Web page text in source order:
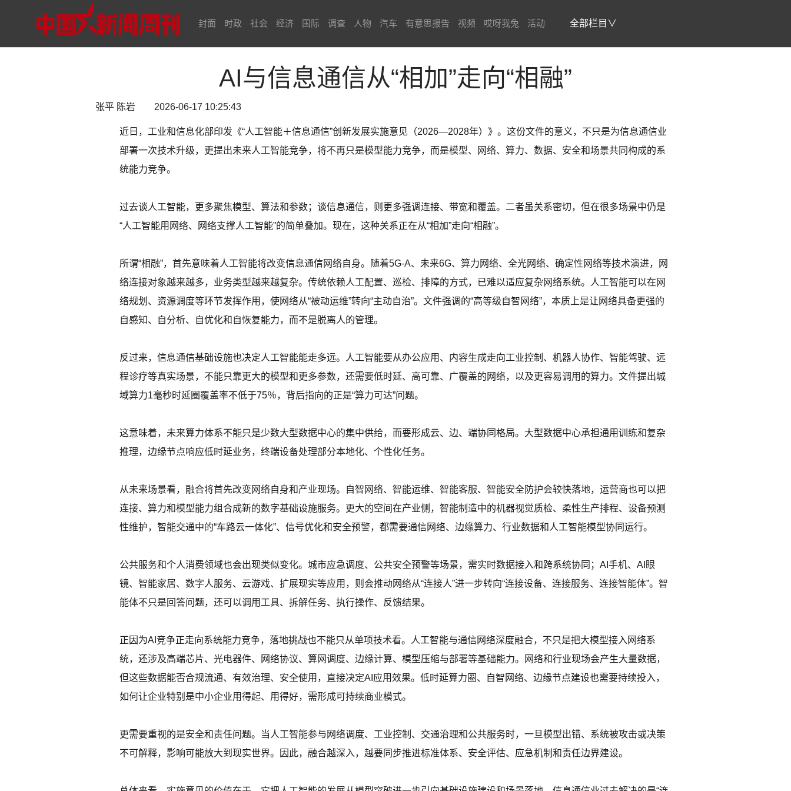
封面 时政 社会 经济 国际 调查 人物 汽车 有意思报告 视频 哎呀我兔 活动 全部栏目∨
AI与信息通信从“相加”走向“相融”
张平 陈岩 2026-06-17 10:25:43
近日，工业和信息化部印发《“人工智能＋信息通信”创新发展实施意见（2026—2028年）》。这份文件的意义，不只是为信息通信业
部署一次技术升级，更提出未来人工智能竞争，将不再只是模型能力竞争，而是模型、网络、算力、数据、安全和场景共同构成的系
统能力竞争。
过去谈人工智能，更多聚焦模型、算法和参数；谈信息通信，则更多强调连接、带宽和覆盖。二者虽关系密切，但在很多场景中仍是
“人工智能用网络、网络支撑人工智能”的简单叠加。现在，这种关系正在从“相加”走向“相融”。
所谓“相融”，首先意味着人工智能将改变信息通信网络自身。随着5G-A、未来6G、算力网络、全光网络、确定性网络等技术演进，网
络连接对象越来越多，业务类型越来越复杂。传统依赖人工配置、巡检、排障的方式，已难以适应复杂网络系统。人工智能可以在网
络规划、资源调度等环节发挥作用，使网络从“被动运维”转向“主动自治”。文件强调的“高等级自智网络”，本质上是让网络具备更强的
自感知、自分析、自优化和自恢复能力，而不是脱离人的管理。
反过来，信息通信基础设施也决定人工智能能走多远。人工智能要从办公应用、内容生成走向工业控制、机器人协作、智能驾驶、远
程诊疗等真实场景，不能只靠更大的模型和更多参数，还需要低时延、高可靠、广覆盖的网络，以及更容易调用的算力。文件提出城
域算力1毫秒时延圈覆盖率不低于75％，背后指向的正是“算力可达”问题。
这意味着，未来算力体系不能只是少数大型数据中心的集中供给，而要形成云、边、端协同格局。大型数据中心承担通用训练和复杂
推理，边缘节点响应低时延业务，终端设备处理部分本地化、个性化任务。
从未来场景看，融合将首先改变网络自身和产业现场。自智网络、智能运维、智能客服、智能安全防护会较快落地，运营商也可以把
连接、算力和模型能力组合成新的数字基础设施服务。更大的空间在产业侧，智能制造中的机器视觉质检、柔性生产排程、设备预测
性维护，智能交通中的“车路云一体化”、信号优化和安全预警，都需要通信网络、边缘算力、行业数据和人工智能模型协同运行。
公共服务和个人消费领域也会出现类似变化。城市应急调度、公共安全预警等场景，需实时数据接入和跨系统协同；AI手机、AI眼
镜、智能家居、数字人服务、云游戏、扩展现实等应用，则会推动网络从“连接人”进一步转向“连接设备、连接服务、连接智能体”。智
能体不只是回答问题，还可以调用工具、拆解任务、执行操作、反馈结果。
正因为AI竞争正走向系统能力竞争，落地挑战也不能只从单项技术看。人工智能与通信网络深度融合，不只是把大模型接入网络系
统，还涉及高端芯片、光电器件、网络协议、算网调度、边缘计算、模型压缩与部署等基础能力。网络和行业现场会产生大量数据，
但这些数据能否合规流通、有效治理、安全使用，直接决定AI应用效果。低时延算力圈、自智网络、边缘节点建设也需要持续投入，
如何让企业特别是中小企业用得起、用得好，需形成可持续商业模式。
更需要重视的是安全和责任问题。当人工智能参与网络调度、工业控制、交通治理和公共服务时，一旦模型出错、系统被攻击或决策
不可解释，影响可能放大到现实世界。因此，融合越深入，越要同步推进标准体系、安全评估、应急机制和责任边界建设。